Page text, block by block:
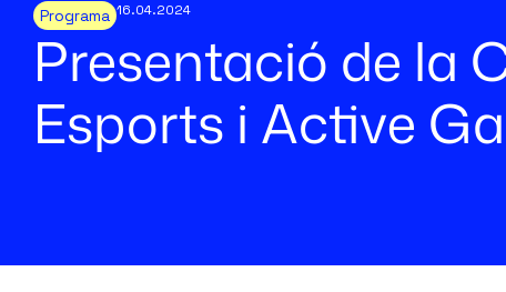
Programa 16.04.2024
Presentació de la
Esports i Active